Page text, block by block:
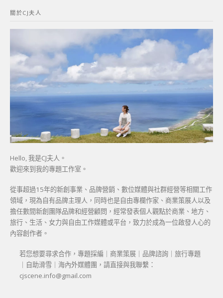
字:
關於CJ夫人
Hello, 我是CJ夫人。
歡迎來到我的專題工作室。
從事超過15年的新創事業、品牌營銷、數位媒體與社群經營等相關工作
領域，現為自有品牌主理人，同時也是自由專欄作家、商業策展人以及
擔任數間新創團隊品牌和經營顧問，經常發表個人觀點於商業、地方、
旅行、生活、女力與自由工作媒體或平台，致力於成為一位啟發人心的
內容創作者。
若您想要尋求合作，專題採編｜商業策展｜品牌諮詢｜旅行專題
｜自助滑雪｜海內外媒體團，請直接與我聯繫：
cjscene.info@gmail.com